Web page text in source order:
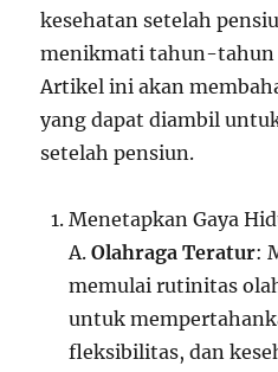
kesehatan setelah
menikmati tahun-tahun
Artikel ini akan
yang dapat diambil
setelah pensiun.
Menetapkan Gaya
A.Olahraga Teratur:
memulai rutinitas
untuk
fleksibilitas, dan